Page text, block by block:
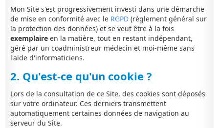
Mon Site s'est progressivement investi dans une démarche
de mise en conformité avec le RGPD (règlement général sur
la protection des données) et se veut être à la fois
exemplaire en la matière, tout en restant indépendant,
géré par un coadministreur médecin et moi-même sans
l'aide d'informaticiens.
2. Qu'est-ce qu'un cookie ?
Lors de la consultation de ce Site, des cookies sont déposés
sur votre ordinateur. Ces derniers transmettent
automatiquement certaines données de navigation au
serveur du Site.